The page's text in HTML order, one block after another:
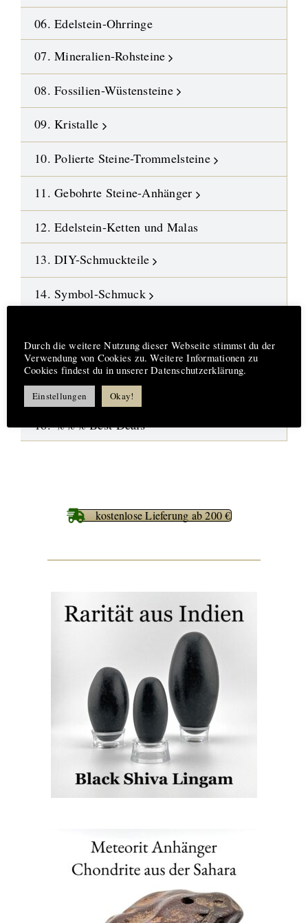
06. Edelstein-Ohrringe
07. Mineralien-Rohsteine
08. Fossilien-Wüstensteine
09. Kristalle
10. Polierte Steine-Trommelsteine
11. Gebohrte Steine-Anhänger
12. Edelstein-Ketten und Malas
13. DIY-Schmuckteile
14. Symbol-Schmuck
16.
Neue Highlights
17. Aufträge-Reparaturen
18. %%% Best Deals
kostenlose Lieferung ab 200 €
Durch die weitere Nutzung dieser Webseite stimmst du der
Verwendung von Cookies zu. Weitere Informationen zu
Cookies findest du in unserer Datenschutzerklärung.
Einstellungen Okay!